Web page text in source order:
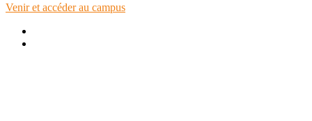
Venir et accéder au campus